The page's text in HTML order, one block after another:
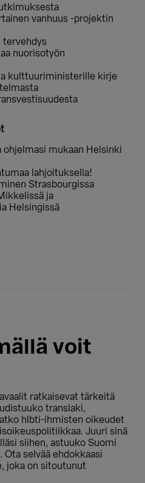
vanhuus -projektin
tervehdys
nuorisotyön
kulttuuriministerille kirje
ohjelmasi mukaan Helsinki
lahjoituksella!
Strasbourgissa
ja
Helsingissä
voit
ratkaisevat tärkeitä
translaki,
hlbti-ihmisten oikeudet
Juuri sinä
siihen, astuuko Suomi
Ota selvää ehdokkaasi
joka on sitoutunut